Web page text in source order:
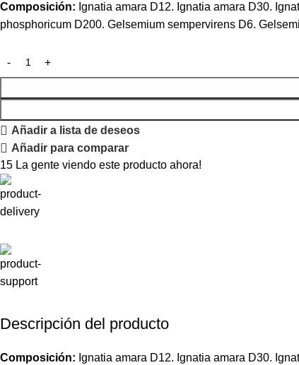
Composición: Ignatia amara D12. Ignatia amara D30.
phosphoricum D200. Gelsemium sempervirens D6.
Añadir a lista de deseos
Añadir para comparar
15 La gente viendo este producto ahora!
Descripción del producto
Composición: Ignatia amara D12. Ignatia amara D30.